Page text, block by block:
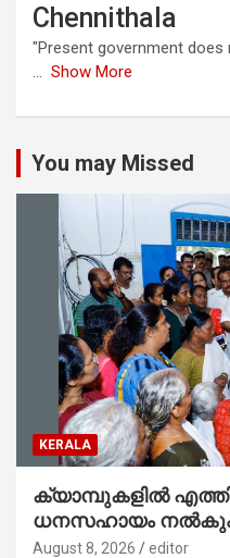
Chennithala
"Present government
... Show More
You may Missed
KERALA
ക്യാമ്പുകളിൽ
ധനസഹായം നൽകും-
അനിൽകുമാർ
August 8, 2026 editor